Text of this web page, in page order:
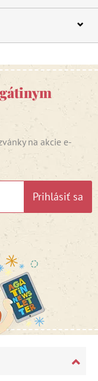
na akcie e-
Prihlásiť sa